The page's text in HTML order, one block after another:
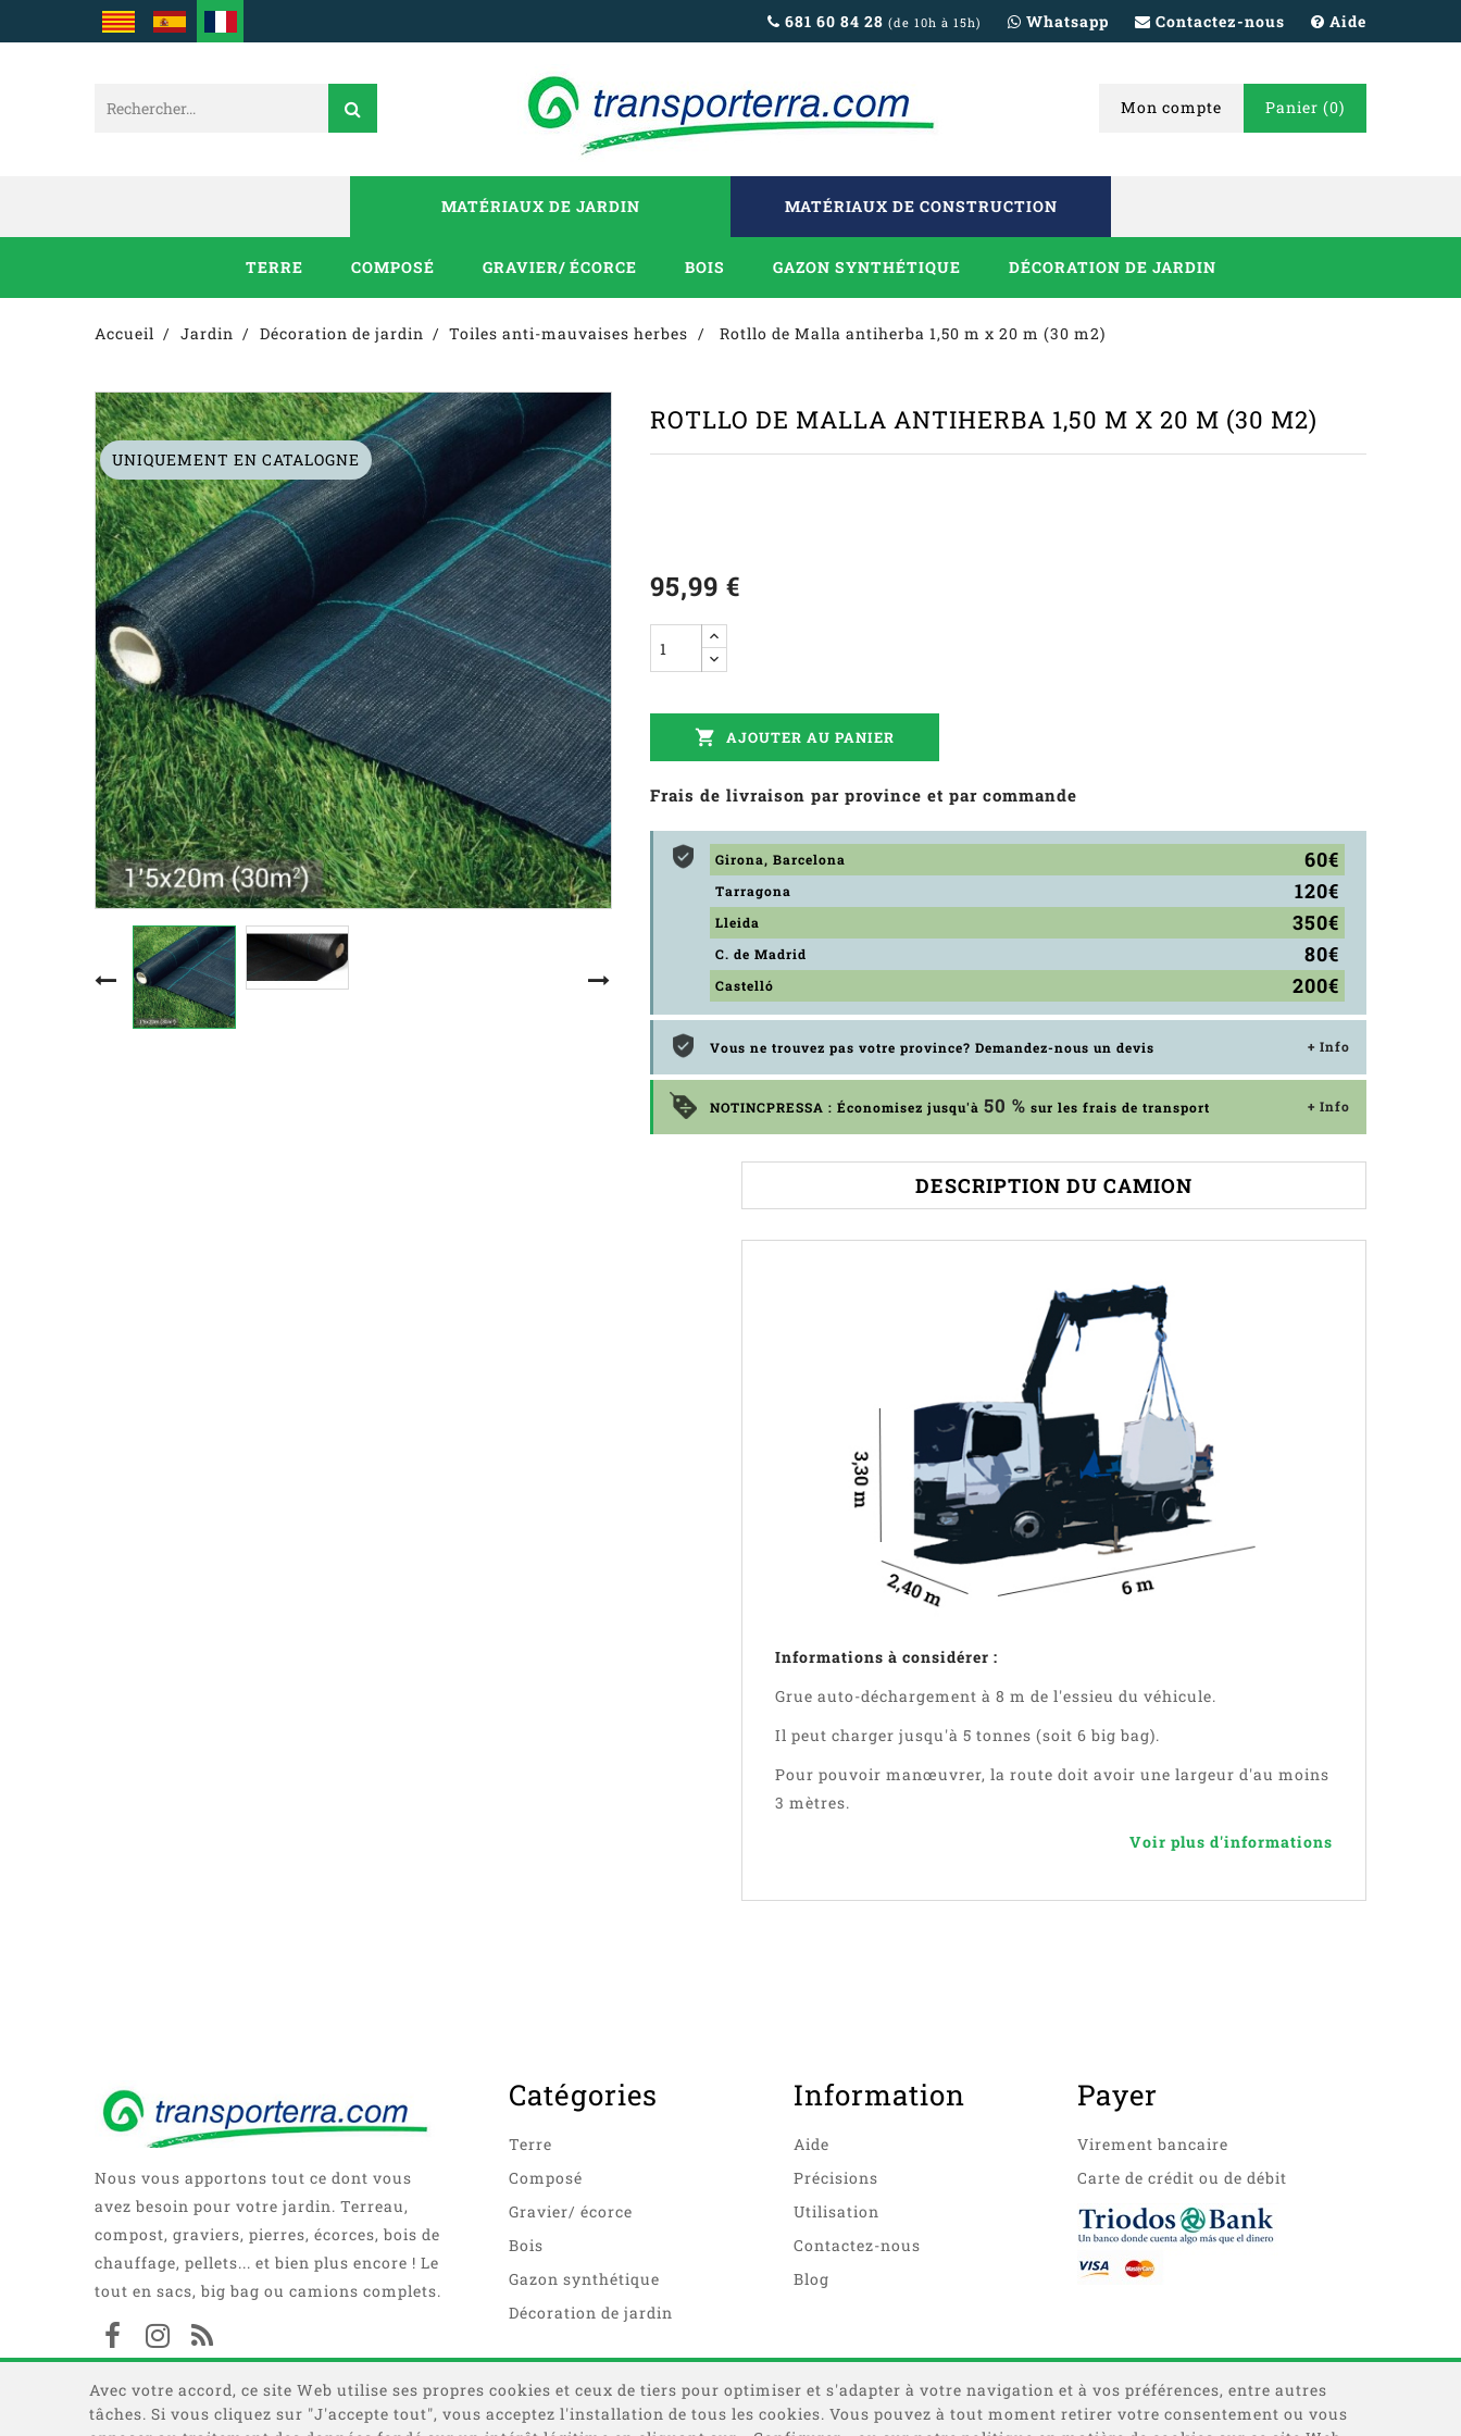
681 60 84 28 (de 10h à 15h) Whatsapp Contactez-nous Aide
Panier (0)
Mon compte
MATÉRIAUX DE JARDIN MATÉRIAUX DE CONSTRUCTION
TERRE COMPOSÉ GRAVIER/ ÉCORCE BOIS GAZON SYNTHÉTIQUE DÉCORATION DE JARDIN
Accueil Jardin Décoration de jardin Toiles anti-mauvaises herbes Rotllo de Malla antiherba 1,50 m x 20 m (30 m2)
UNIQUEMENT EN CATALOGNE
ROTLLO DE MALLA ANTIHERBA 1,50 M X 20 M (30 M2)
95,99 €
 AJOUTER AU PANIER
Frais de livraison par province et par commande
Girona, Barcelona 60€
Tarragona 120€
Lleida 350€
C. de Madrid 80€
Castelló 200€
Vous ne trouvez pas votre province? Demandez-nous un devis + Info
NOTINCPRESSA : Économisez jusqu'à 50 % sur les frais de transport + Info
DESCRIPTION DU CAMION
Informations à considérer :
Grue auto-déchargement à 8 m de l'essieu du véhicule.
Il peut charger jusqu'à 5 tonnes (soit 6 big bag).
Pour pouvoir manœuvrer, la route doit avoir une largeur d'au moins
3 mètres.
Voir plus d'informations
Nous vous apportons tout ce dont vous
avez besoin pour votre jardin. Terreau,
compost, graviers, pierres, écorces, bois de
chauffage, pellets... et bien plus encore ! Le
tout en sacs, big bag ou camions complets.
Catégories
Terre
Composé
Gravier/ écorce
Bois
Gazon synthétique
Décoration de jardin
Information
Aide
Précisions
Utilisation
Contactez-nous
Blog
Payer
Virement bancaire
Carte de crédit ou de débit
Avec votre accord, ce site Web utilise ses propres cookies et ceux de tiers pour optimiser et s'adapter à votre navigation et à vos préférences, entre autres
tâches. Si vous cliquez sur "J'accepte tout", vous acceptez l'installation de tous les cookies. Vous pouvez à tout moment retirer votre consentement ou vous